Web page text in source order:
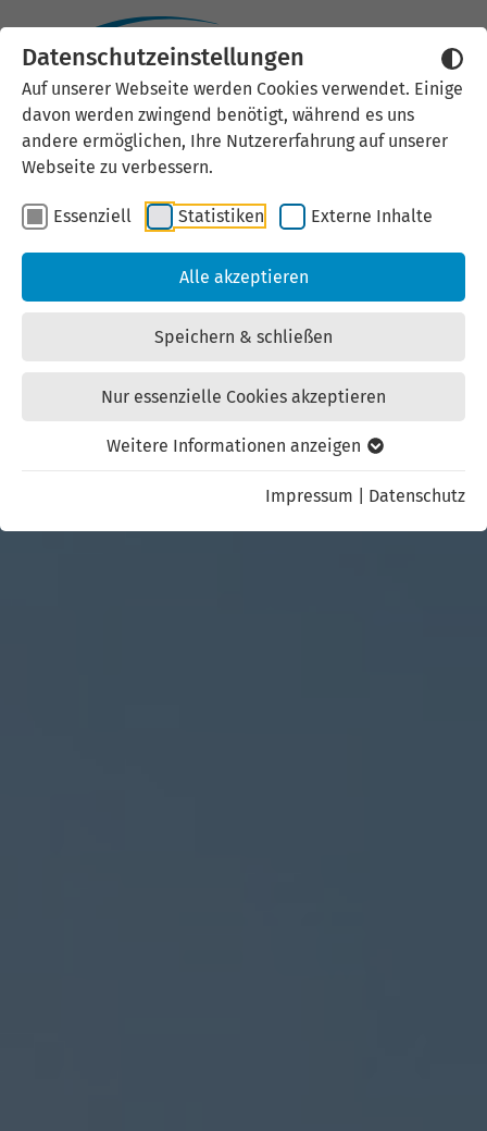
Datenschutzeinstellungen
Auf unserer Webseite werden Cookies verwendet. Einige
davon werden zwingend benötigt, während es uns
andere ermöglichen, Ihre Nutzererfahrung auf unserer
Webseite zu verbessern.
Essenziell Statistiken Externe Inhalte
Alle akzeptieren
Speichern & schließen
Nur essenzielle Cookies akzeptieren
Weitere Informationen anzeigen
Impressum Datenschutz